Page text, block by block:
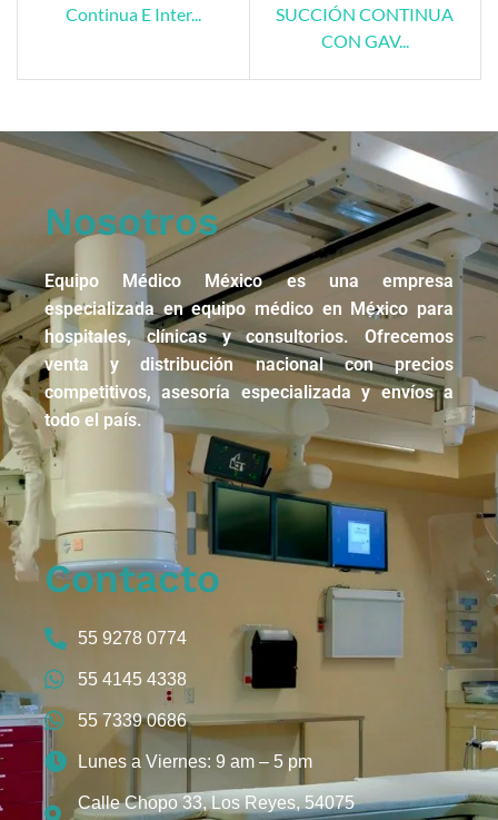
Continua E Inter...
SUCCIÓN CONTINUA
CON GAV...
Nosotros
Equipo Médico México es una empresa
especializada en equipo médico en México para
hospitales, clínicas y consultorios. Ofrecemos
venta y distribución nacional con precios
competitivos, asesoría especializada y envíos a
todo el país.
Contacto
55 9278 0774
55 4145 4338
55 7339 0686
Lunes a Viernes: 9 am – 5 pm
Calle Chopo 33, Los Reyes, 54075